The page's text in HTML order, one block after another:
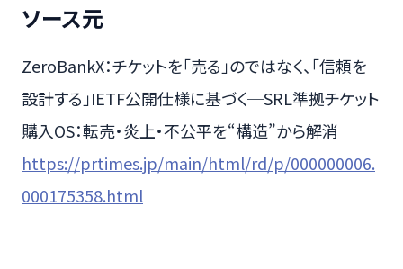
ソース元
ZeroBankX：チケットを「売る」のではなく、「信頼を
設計する」IETF公開仕様に基づく─SRL準拠チケット
購入OS：転売・炎上・不公平を“構造”から解消
https://prtimes.jp/main/html/rd/p/000000006.
000175358.html